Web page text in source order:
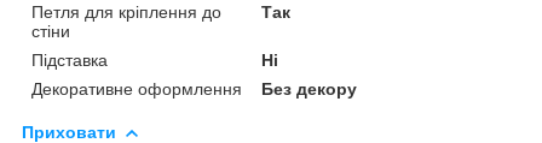
Петля для кріплення до
стіни
Так
Підставка
Ні
Декоративне оформлення
Без декору
Приховати